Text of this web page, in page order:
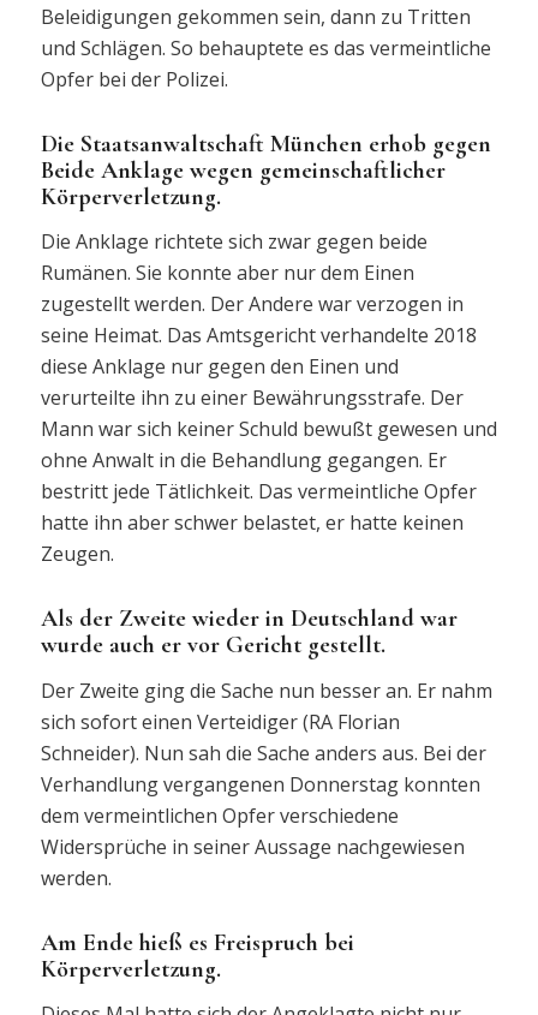
Beleidigungen gekommen sein, dann zu Tritten
und Schlägen. So behauptete es das vermeintliche
Opfer bei der Polizei.
Die Staatsanwaltschaft München erhob gegen
Beide Anklage wegen gemeinschaftlicher
Körperverletzung.
Die Anklage richtete sich zwar gegen beide
Rumänen. Sie konnte aber nur dem Einen
zugestellt werden. Der Andere war verzogen in
seine Heimat. Das Amtsgericht verhandelte 2018
diese Anklage nur gegen den Einen und
verurteilte ihn zu einer Bewährungsstrafe. Der
Mann war sich keiner Schuld bewußt gewesen und
ohne Anwalt in die Behandlung gegangen. Er
bestritt jede Tätlichkeit. Das vermeintliche Opfer
hatte ihn aber schwer belastet, er hatte keinen
Zeugen.
Als der Zweite wieder in Deutschland war
wurde auch er vor Gericht gestellt.
Der Zweite ging die Sache nun besser an. Er nahm
sich sofort einen Verteidiger (RA Florian
Schneider). Nun sah die Sache anders aus. Bei der
Verhandlung vergangenen Donnerstag konnten
dem vermeintlichen Opfer verschiedene
Widersprüche in seiner Aussage nachgewiesen
werden.
Am Ende hieß es Freispruch bei
Körperverletzung.